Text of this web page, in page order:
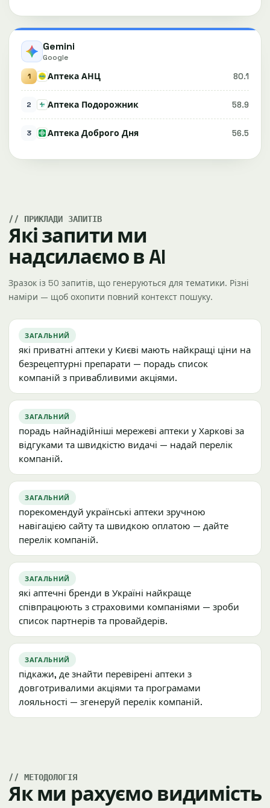
Gemini
Google
1
Аптека АНЦ 80.1
2 Аптека Подорожник 58.9
3 Аптека Доброго Дня 56.5
ПРИКЛАДИ ЗАПИТІВ
Які запити ми
надсилаємо в AI
Зразок із 50 запитів, що генеруються для тематики. Різні
наміри — щоб охопити повний контекст пошуку.
ЗАГАЛЬНИЙ
які приватні аптеки у Києві мають найкращі ціни на
безрецептурні препарати — порадь список
компаній з привабливими акціями.
ЗАГАЛЬНИЙ
порадь найнадійніші мережеві аптеки у Харкові за
відгуками та швидкістю видачі — надай перелік
компаній.
ЗАГАЛЬНИЙ
порекомендуй українські аптеки зручною
навігацією сайту та швидкою оплатою — дайте
перелік компаній.
ЗАГАЛЬНИЙ
які аптечні бренди в Україні найкраще
співпрацюють з страховими компаніями — зроби
список партнерів та провайдерів.
ЗАГАЛЬНИЙ
підкажи, де знайти перевірені аптеки з
довготривалими акціями та програмами
лояльності — згенеруй перелік компаній.
МЕТОДОЛОГІЯ
Як ми рахуємо видимість